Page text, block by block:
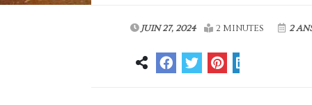
JUIN 27, 2024 2 MINUTES 2